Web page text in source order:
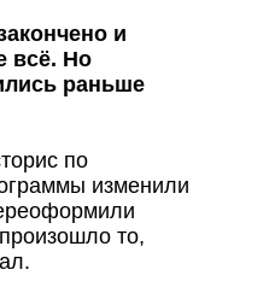
и
всё. Но
раньше
по
изменили
то,